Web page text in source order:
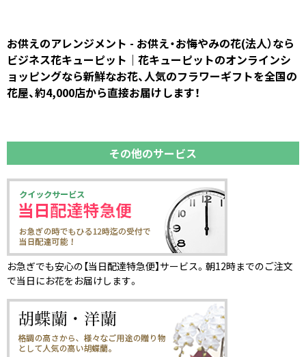
お供えのアレンジメント - お供え・お悔やみの花(法人）なら
ビジネス花キューピット｜花キューピットのオンラインシ
ョッピングなら新鮮なお花、人気のフラワーギフトを全国の
花屋、約4,000店から直接お届けします！
その他のサービス
お急ぎでも安心の【当日配達特急便】サービス。朝12時までのご注文
で当日にお花をお届けします。